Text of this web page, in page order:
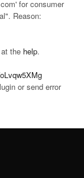
for consumer
Reason:
the help.
or send error